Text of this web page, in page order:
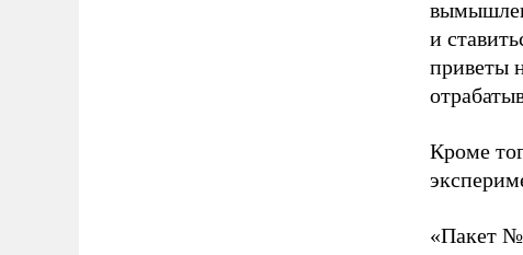
и
приветы
Кроме
«Пакет